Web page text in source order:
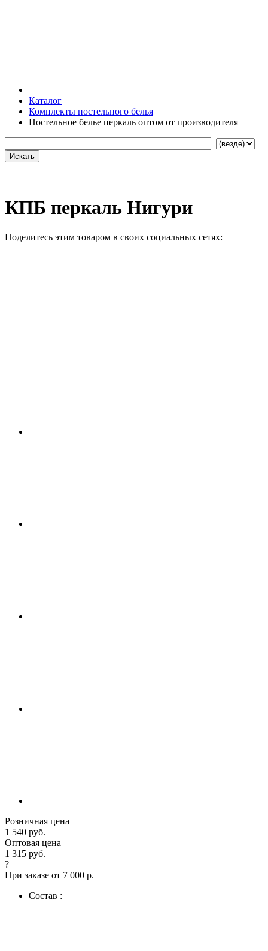
Каталог
Комплекты постельного белья
Постельное белье перкаль оптом от производителя
КПБ перкаль Нигури
Поделитесь этим товаром в своих социальных сетях:
Розничная цена
1 540 руб.
Оптовая цена
1 315 руб.
?
При заказе от 7 000 р.
Состав :